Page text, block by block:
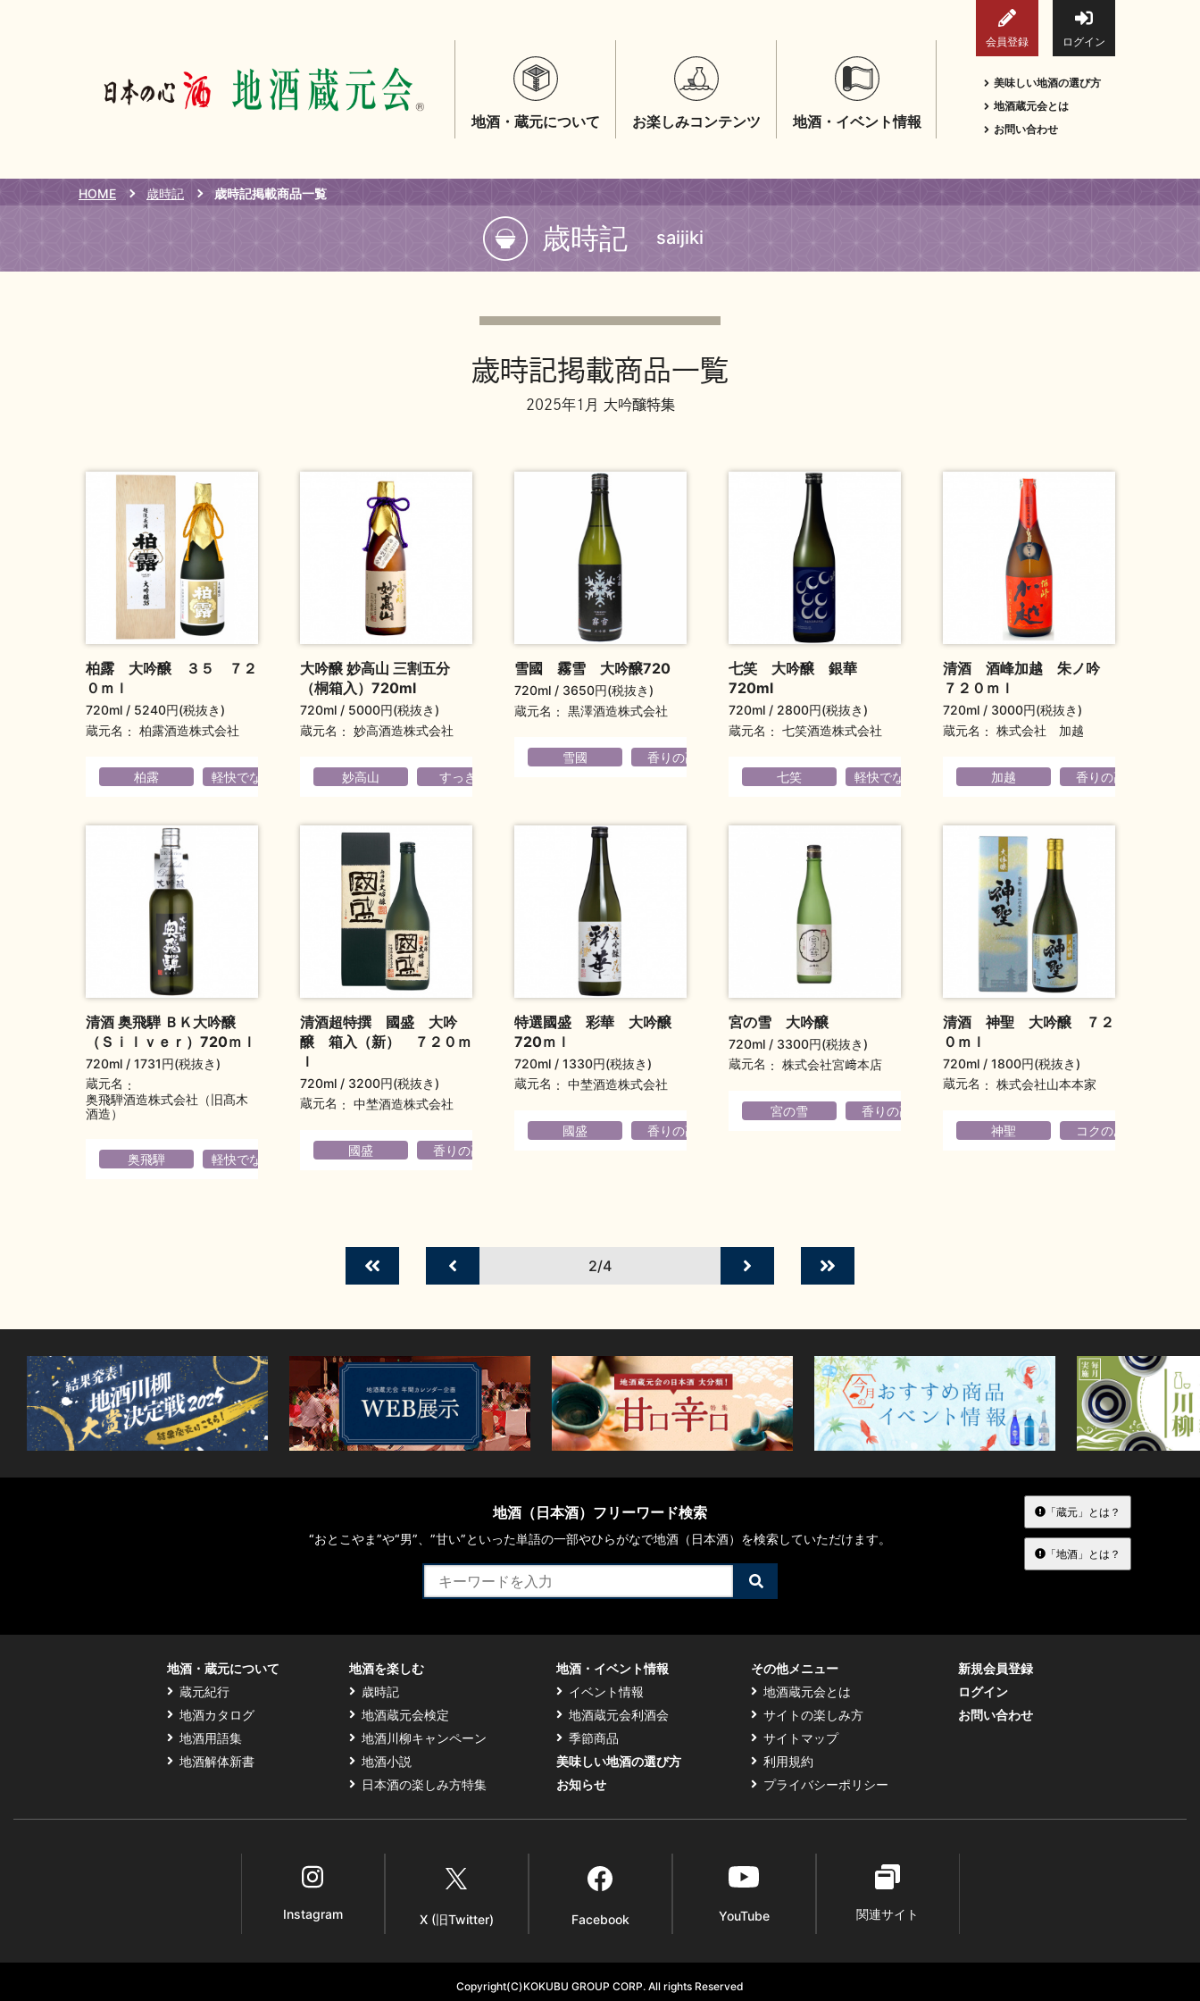
会員登録 ログイン
地酒・蔵元について お楽しみコンテンツ 地酒・イベント情報
美味しい地酒の選び方
地酒蔵元会とは
お問い合わせ
HOME 歳時記 歳時記掲載商品一覧
歳時記 saijiki
歳時記掲載商品一覧
2025年1月 大吟醸特集
柏露 大吟醸 ３５ ７２
０ｍｌ
720ml
5240円(税抜き)
蔵元名
柏露酒造株式会社
柏露 軽快でなめらか 華やか
大吟醸 妙高山 三割五分
（桐箱入）720ml
720ml
5000円(税抜き)
蔵元名
妙高酒造株式会社
妙高山 すっきり
雪國 霧雪 大吟醸720
720ml
3650円(税抜き)
蔵元名
黒澤酒造株式会社
雪國 香りの高い
七笑 大吟醸 銀華
720ml
720ml
2800円(税抜き)
蔵元名
七笑酒造株式会社
七笑 軽快でなめらか 華やか
清酒 酒峰加越 朱ノ吟
７２０ｍｌ
720ml
3000円(税抜き)
蔵元名
株式会社 加越
加越 香りの高い
清酒 奥飛騨 ＢＫ大吟醸
（Ｓｉｌｖｅｒ）720ｍｌ
720ml
1731円(税抜き)
蔵元名
奥飛騨酒造株式会社（旧髙木
酒造）
奥飛騨 軽快でなめらか 爽やか
清酒超特撰 國盛 大吟
醸 箱入（新） ７２０ｍ
ｌ
720ml
3200円(税抜き)
蔵元名
中埜酒造株式会社
國盛 香りの高い
特選國盛 彩華 大吟醸
720ｍｌ
720ml
1330円(税抜き)
蔵元名
中埜酒造株式会社
國盛 香りの高い
宮の雪 大吟醸
720ml
3300円(税抜き)
蔵元名
株式会社宮﨑本店
宮の雪 香りの高い
清酒 神聖 大吟醸 ７２
０ｍｌ
720ml
1800円(税抜き)
蔵元名
株式会社山本本家
神聖 コクのある
2/4
地酒（日本酒）フリーワード検索
“おとこやま”や“男”、”甘い”といった単語の一部やひらがなで地酒（日本酒）を検索していただけます。
検
索
「蔵元」とは？
「地酒」とは？
地酒・蔵元について
蔵元紀行
地酒カタログ
地酒用語集
地酒解体新書
地酒を楽しむ
歳時記
地酒蔵元会検定
地酒川柳キャンペーン
地酒小説
日本酒の楽しみ方特集
地酒・イベント情報
イベント情報
地酒蔵元会利酒会
季節商品
美味しい地酒の選び方
お知らせ
その他メニュー
地酒蔵元会とは
サイトの楽しみ方
サイトマップ
利用規約
プライバシーポリシー
新規会員登録
ログイン
お問い合わせ
Instagram X (旧Twitter) Facebook YouTube 関連サイト
Copyright(C)KOKUBU GROUP CORP. All rights Reserved